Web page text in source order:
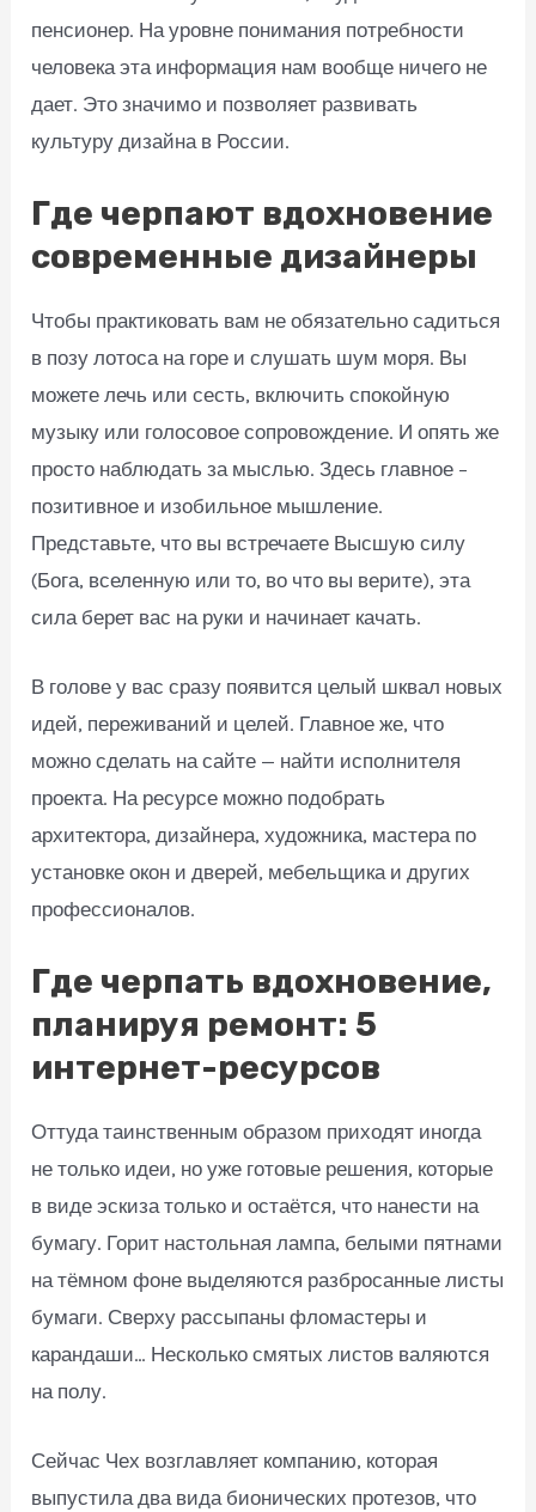
пенсионер. На уровне понимания потребности
человека эта информация нам вообще ничего не
дает. Это значимо и позволяет развивать
культуру дизайна в России.
Где черпают вдохновение
современные дизайнеры
Чтобы практиковать вам не обязательно садиться
в позу лотоса на горе и слушать шум моря. Вы
можете лечь или сесть, включить спокойную
музыку или голосовое сопровождение. И опять же
просто наблюдать за мыслью. Здесь главное –
позитивное и изобильное мышление.
Представьте, что вы встречаете Высшую силу
(Бога, вселенную или то, во что вы верите), эта
сила берет вас на руки и начинает качать.
В голове у вас сразу появится целый шквал новых
идей, переживаний и целей. Главное же, что
можно сделать на сайте — найти исполнителя
проекта. На ресурсе можно подобрать
архитектора, дизайнера, художника, мастера по
установке окон и дверей, мебельщика и других
профессионалов.
Где черпать вдохновение,
планируя ремонт: 5
интернет-ресурсов
Оттуда таинственным образом приходят иногда
не только идеи, но уже готовые решения, которые
в виде эскиза только и остаётся, что нанести на
бумагу. Горит настольная лампа, белыми пятнами
на тёмном фоне выделяются разбросанные листы
бумаги. Сверху рассыпаны фломастеры и
карандаши… Несколько смятых листов валяются
на полу.
Сейчас Чех возглавляет компанию, которая
выпустила два вида бионических протезов, что